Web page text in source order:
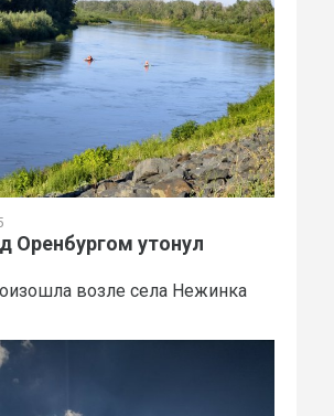
Оренбургом утонул
возле села Нежинка